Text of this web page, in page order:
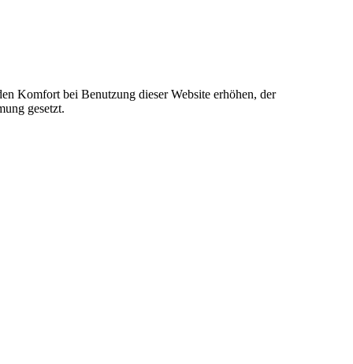
Komfort bei Benutzung dieser Website erhöhen, der
gesetzt.